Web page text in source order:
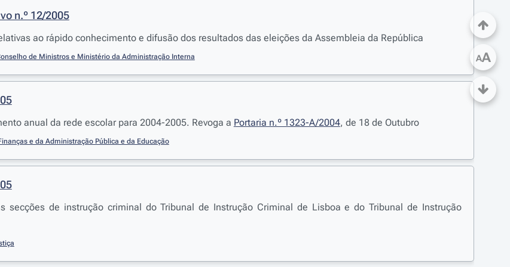
n.º 12/2005
ao rápido conhecimento e difusão dos resultados das eleições da Assembleia da República
de Ministros e Ministério da Administração Interna
anual da rede escolar para 2004-2005. Revoga a Portaria n.º 1323-A/2004, de 18 de Outubro
e da Administração Pública e da Educação
secções de instrução criminal do Tribunal de Instrução Criminal de Lisboa e do Tribunal de Instrução
AA